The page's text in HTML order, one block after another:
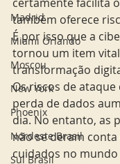
Madrid
Miami Orlando
Moscou
New York
Phoenix
Nordeste Brasil
Sul Brasil
também oferece
É por isso que a
tornou um item
transformação
Os riscos de
perda de dados
dia. No entanto, as
não se deram conta
cuidados no